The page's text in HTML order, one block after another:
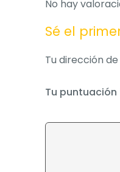
No hay
Sé el
Tu dirección
Tu puntuación